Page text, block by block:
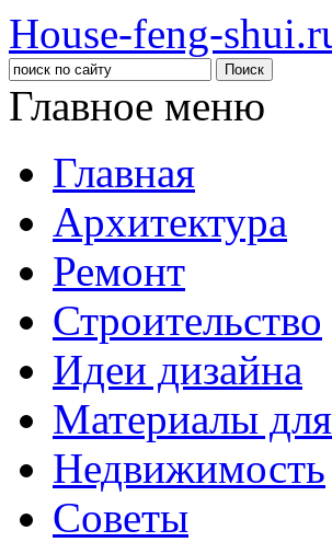
House-feng-
Главное меню
Главная
Архитектура
Ремонт
Строительство
Идеи дизайна
Материалы
Недвижимость
Советы